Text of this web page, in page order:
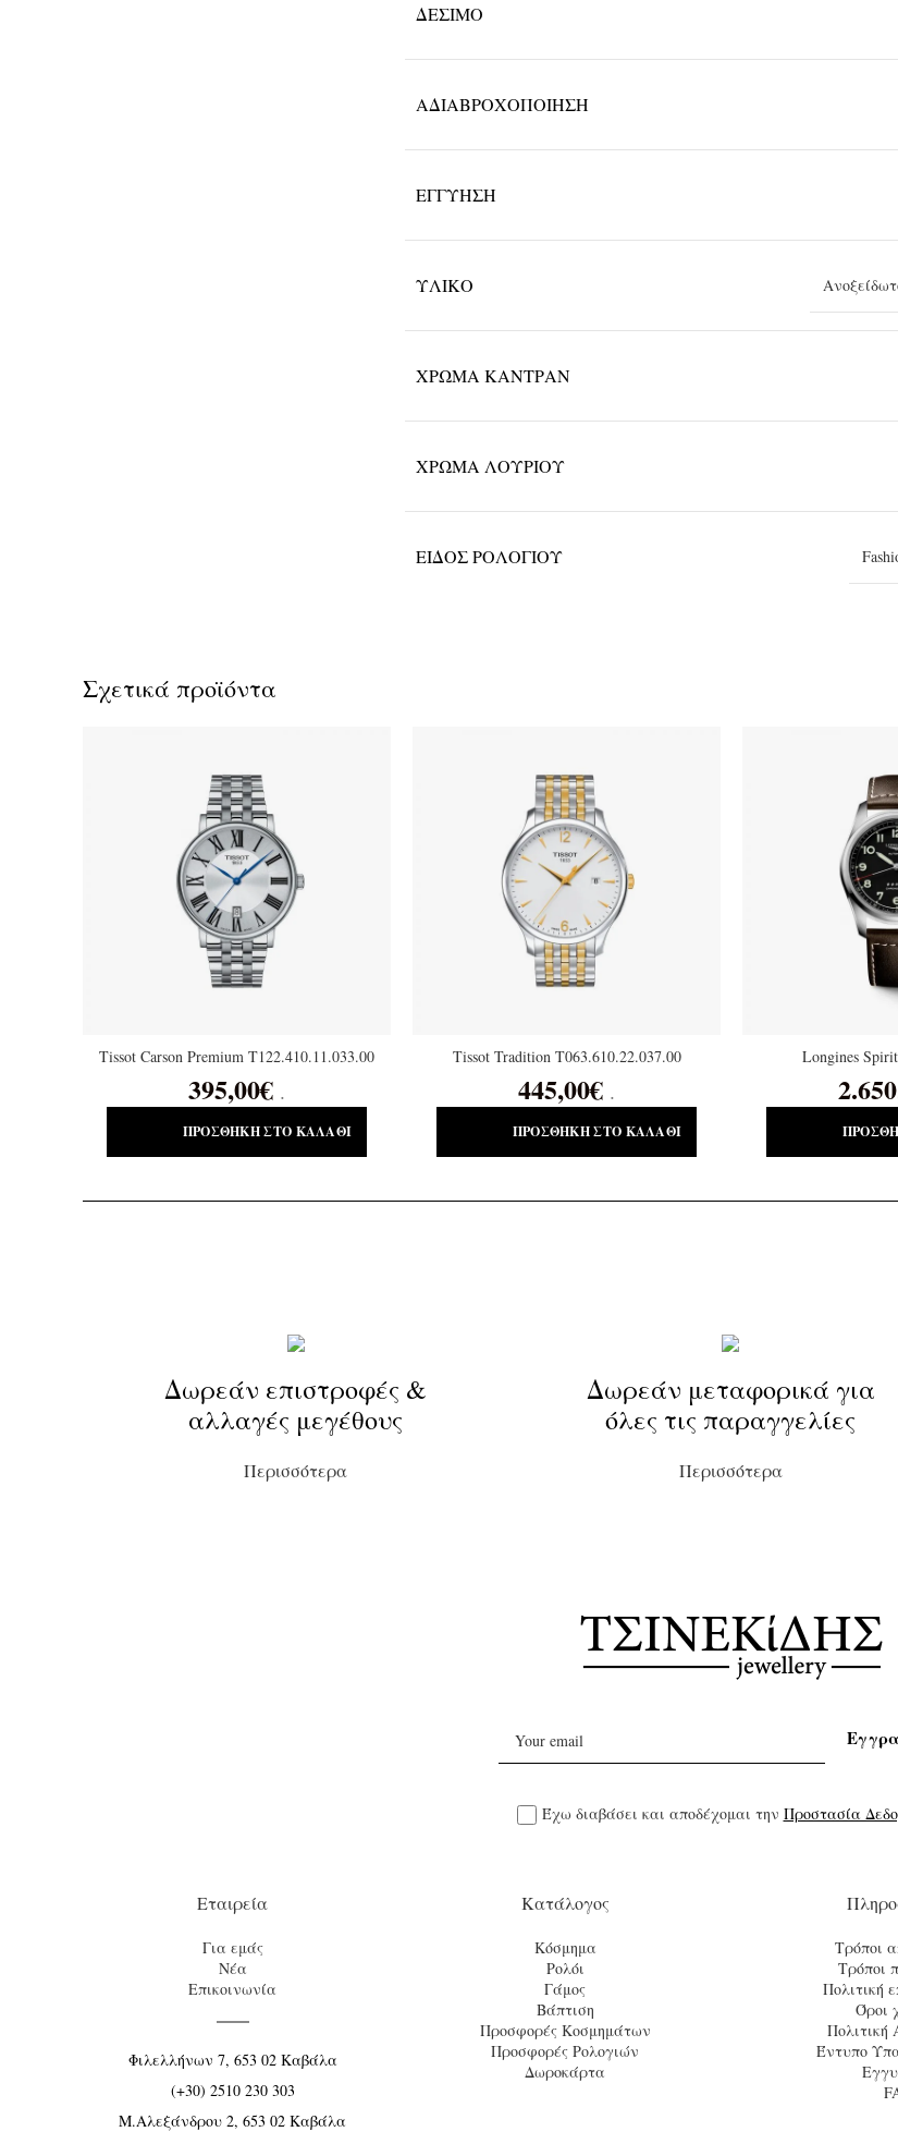
ΔΈΣΙΜΟ
ΑΔΙΑΒΡΟΧΟΠΟΊΗΣΗ
ΕΓΓΎΗΣΗ
ΥΛΙΚΌ
ΧΡΏΜΑ ΚΑΝΤΡΆΝ
ΧΡΏΜΑ ΛΟΥΡΙΟΎ
ΕΊΔΟΣ ΡΟΛΟΓΙΟΎ
Σχετικά προϊόντα
Tissot Carson Premium T122.410.11.033.00
395,00€ .
ΠΡΟΣΘΉΚΗ ΣΤΟ ΚΑΛΆΘΙ
Tissot Tradition T063.610.22.037.00
445,00€ .
ΠΡΟΣΘΉΚΗ ΣΤΟ ΚΑΛΆΘΙ
Longines
Δωρεάν επιστροφές &
αλλαγές μεγέθους
Περισσότερα
Δωρεάν μεταφορικά για
όλες τις παραγγελίες
Περισσότερα
Έχω διαβάσει και αποδέχομαι την Προστασία
Εταιρεία
Για εμάς
Νέα
Επικοινωνία
Φιλελλήνων 7, 653 02 Καβάλα
(+30) 2510 230 303
Μ.Αλεξάνδρου 2, 653 02 Καβάλα
Κατάλογος
Κόσμημα
Ρολόι
Γάμος
Βάπτιση
Προσφορές Κοσμημάτων
Προσφορές Ρολογιών
Δωροκάρτα
Τρόποι
Τρόποι
Πολιτική
Όροι
Πολιτική
Έντυπο